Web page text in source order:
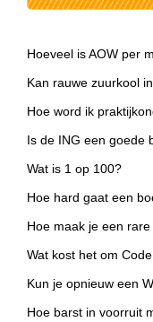
Hoeveel is AOW per
Kan rauwe zuurkool
Hoe word ik
Is de ING een goede
Wat is 1 op 100?
Hoe hard gaat een
Hoe maak je een rare
Wat kost het om
Kun je opnieuw een
Hoe barst in voorruit